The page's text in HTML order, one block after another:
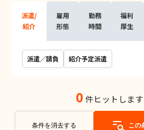
派遣/
紹介
雇用
形態
勤務
時間
福利
厚生
派遣／請負 紹介予定派遣
0 件ヒットします
条件を消去する この